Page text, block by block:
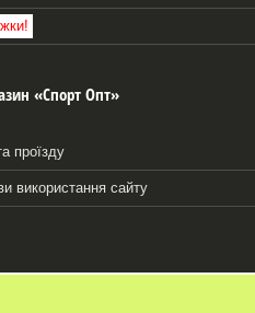
«Спорт Опт»
проїзду
використання сайту